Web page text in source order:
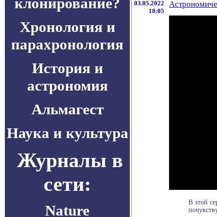
Хронология и
парахронология
История и
астрономия
Альмагест
Наука и культура
Журналы в
сети:
Nature
03.05.2022
18:05
В этой